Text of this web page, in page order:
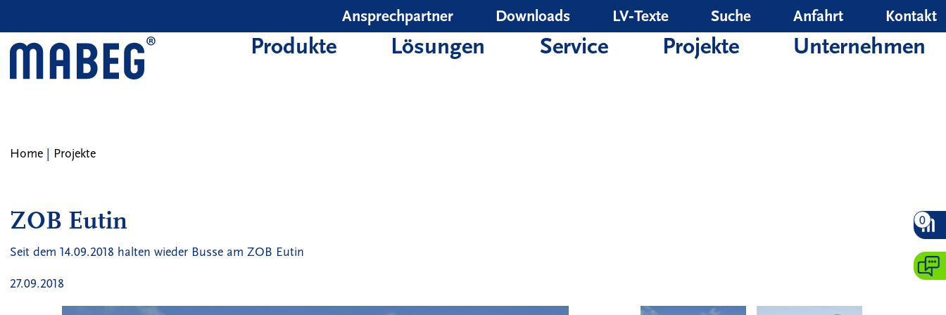
Ansprechpartner Downloads LV‑Texte Suche Anfahrt Kontakt
Produkte Lösungen Service Projekte Unternehmen
Home| Projekte
ZOB Eutin
Seit dem 14.09.2018 halten wieder Busse am ZOB Eutin
27.09.2018
0